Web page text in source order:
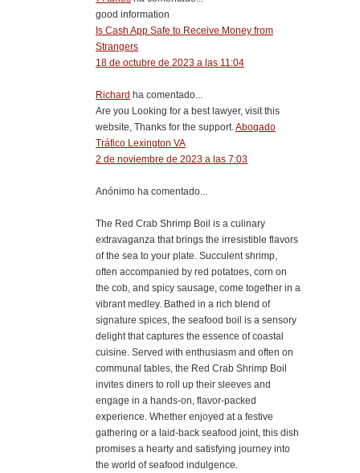
good information
Is Cash App Safe to Receive Money from
Strangers
18 de octubre de 2023 a las 11:04
Richard ha comentado...
Are you Looking for a best lawyer, visit this
website, Thanks for the support.Abogado
Tráfico Lexington VA
2 de noviembre de 2023 a las 7:03
Anónimo ha comentado...
The Red Crab Shrimp Boil is a culinary
extravaganza that brings the irresistible flavors
of the sea to your plate. Succulent shrimp,
often accompanied by red potatoes, corn on
the cob, and spicy sausage, come together in a
vibrant medley. Bathed in a rich blend of
signature spices, the seafood boil is a sensory
delight that captures the essence of coastal
cuisine. Served with enthusiasm and often on
communal tables, the Red Crab Shrimp Boil
invites diners to roll up their sleeves and
engage in a hands-on, flavor-packed
experience. Whether enjoyed at a festive
gathering or a laid-back seafood joint, this dish
promises a hearty and satisfying journey into
the world of seafood indulgence.